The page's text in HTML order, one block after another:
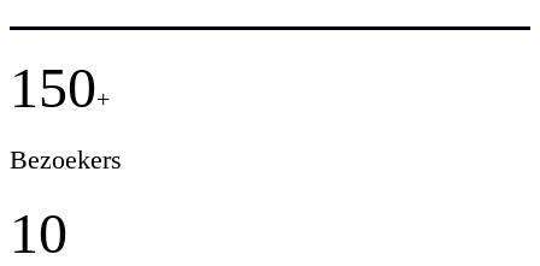
150+
Bezoekers
10